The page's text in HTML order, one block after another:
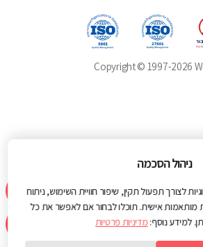
Copyright © 1997-2026
ניהול הסכמה
לצורך תפעול תקין, שיפור חוויית השימוש, ניתוח
מותאמות אישית. תוכלו לבחור אם לאפשר את כל
למידע נוסף:מדיניות פרטיות